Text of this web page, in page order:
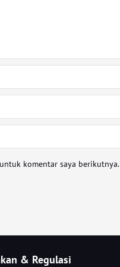
komentar saya berikutnya.
& Regulasi